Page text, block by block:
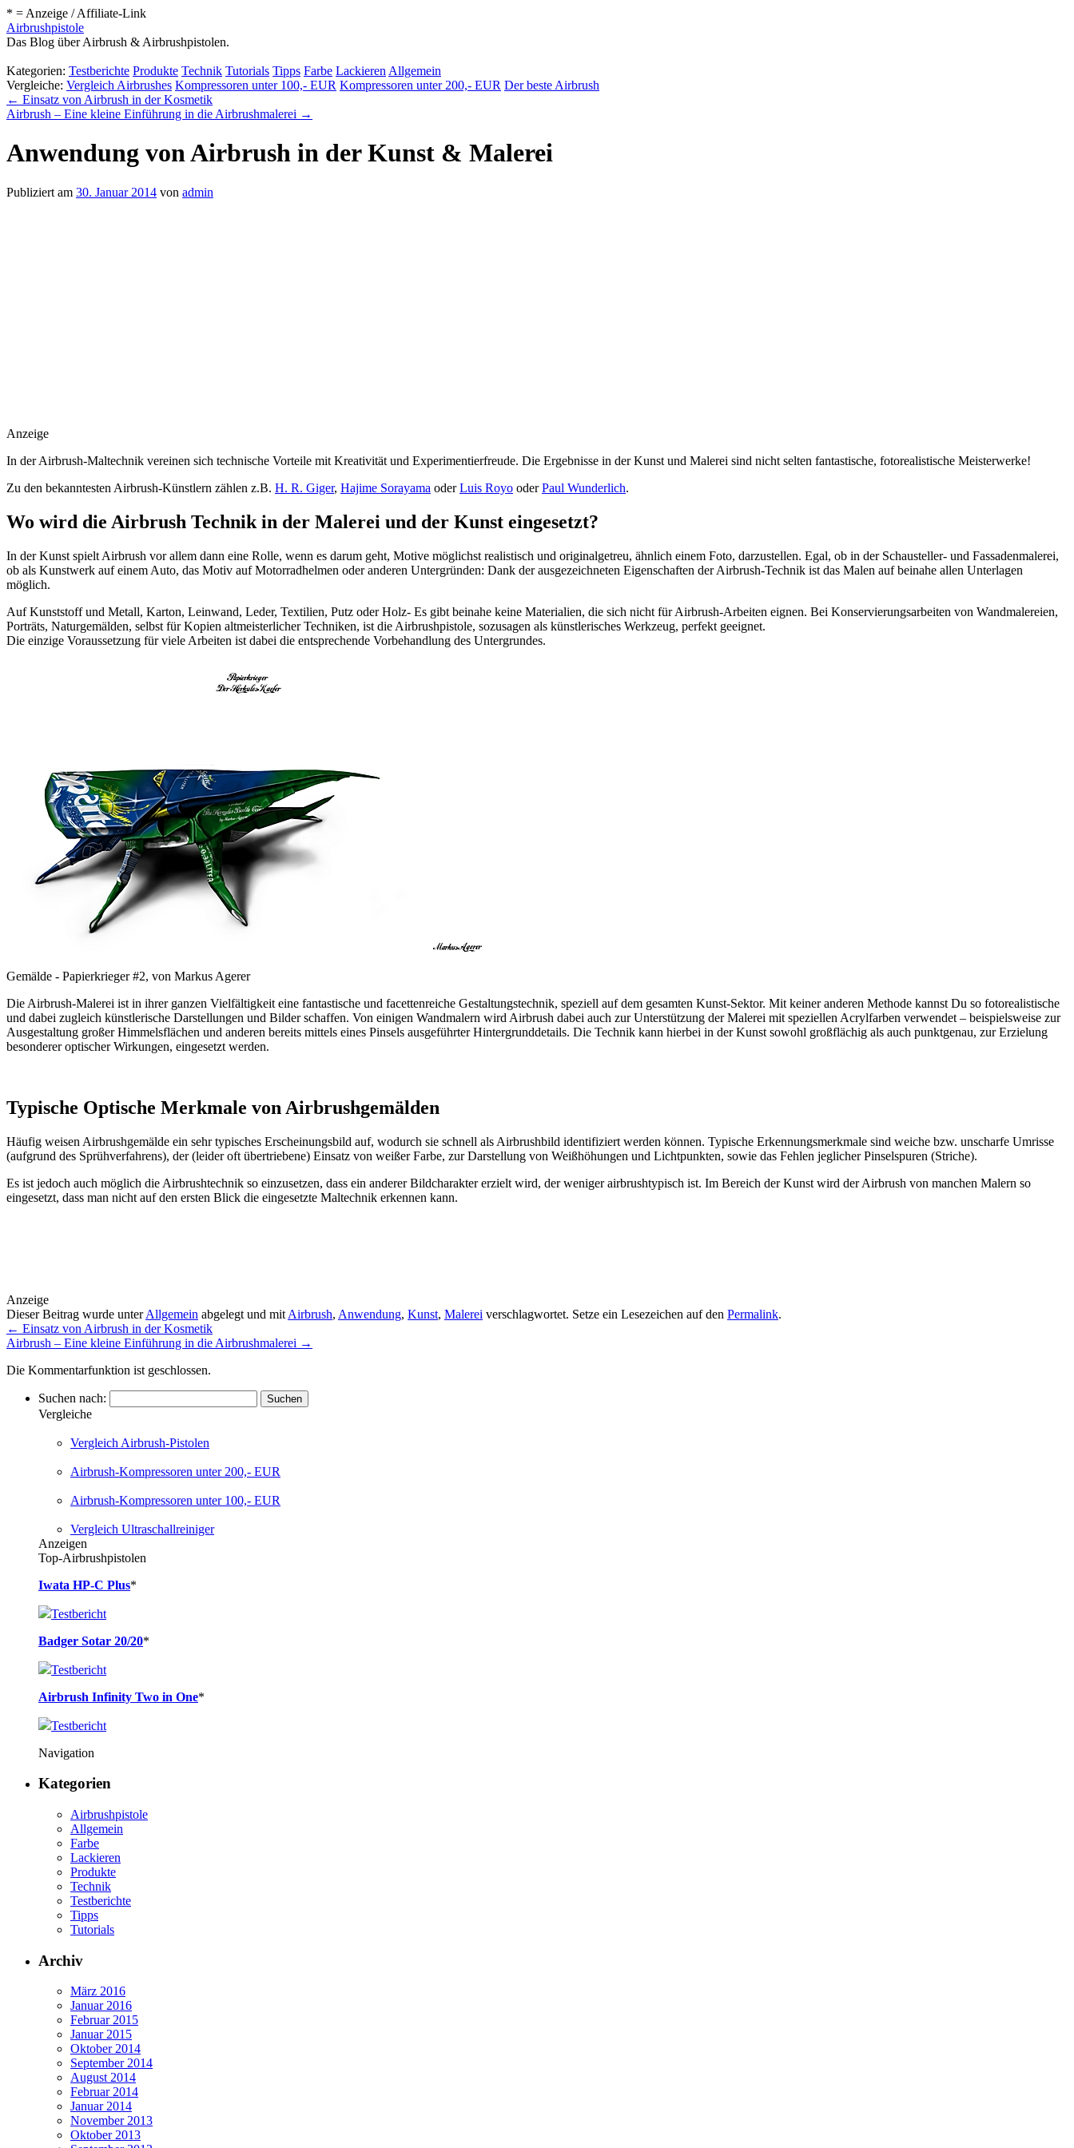
* = Anzeige / Affiliate-Link
Airbrushpistole
Das Blog über Airbrush & Airbrushpistolen.
Kategorien: Testberichte Produkte Technik Tutorials Tipps Farbe Lackieren Allgemein
Vergleiche: Vergleich Airbrushes Kompressoren unter 100,- EUR Kompressoren unter 200,- EUR Der beste Airbrush
← Einsatz von Airbrush in der Kosmetik
Airbrush – Eine kleine Einführung in die Airbrushmalerei →
Anwendung von Airbrush in der Kunst & Malerei
Publiziert am 30. Januar 2014 von admin
Anzeige
In der Airbrush-Maltechnik vereinen sich technische Vorteile mit Kreativität und Experimentierfreude. Die Ergebnisse in der Kunst und Malerei sind nicht selten fantastische, fotorealistische Meisterwerke!
Zu den bekanntesten Airbrush-Künstlern zählen z.B. H. R. Giger, Hajime Sorayama oderLuis Royo oderPaul Wunderlich.
Wo wird die Airbrush Technik in der Malerei und der Kunst eingesetzt?
In der Kunst spielt Airbrush vor allem dann eine Rolle, wenn es darum geht, Motive möglichst realistisch und originalgetreu, ähnlich einem Foto, darzustellen. Egal, ob in der Schausteller- und Fassadenmalerei,
ob als Kunstwerk auf einem Auto, das Motiv auf Motorradhelmen oder anderen Untergründen: Dank der ausgezeichneten Eigenschaften der Airbrush-Technik ist das Malen auf beinahe allen Unterlagen
möglich.
Auf Kunststoff und Metall, Karton, Leinwand, Leder, Textilien, Putz oder Holz- Es gibt beinahe keine Materialien, die sich nicht für Airbrush-Arbeiten eignen. Bei Konservierungsarbeiten von Wandmalereien,
Porträts, Naturgemälden, selbst für Kopien altmeisterlicher Techniken, ist die Airbrushpistole, sozusagen als künstlerisches Werkzeug, perfekt geeignet.
Die einzige Voraussetzung für viele Arbeiten ist dabei die entsprechende Vorbehandlung des Untergrundes.
Gemälde - Papierkrieger #2, von Markus Agerer
Die Airbrush-Malerei ist in ihrer ganzen Vielfältigkeit eine fantastische und facettenreiche Gestaltungstechnik, speziell auf dem gesamten Kunst-Sektor. Mit keiner anderen Methode kannst Du so fotorealistische
und dabei zugleich künstlerische Darstellungen und Bilder schaffen. Von einigen Wandmalern wird Airbrush dabei auch zur Unterstützung der Malerei mit speziellen Acrylfarben verwendet – beispielsweise zur
Ausgestaltung großer Himmelsflächen und anderen bereits mittels eines Pinsels ausgeführter Hintergrunddetails. Die Technik kann hierbei in der Kunst sowohl großflächig als auch punktgenau, zur Erzielung
besonderer optischer Wirkungen, eingesetzt werden.
Typische Optische Merkmale von Airbrushgemälden
Häufig weisen Airbrushgemälde ein sehr typisches Erscheinungsbild auf, wodurch sie schnell als Airbrushbild identifiziert werden können. Typische Erkennungsmerkmale sind weiche bzw. unscharfe Umrisse
(aufgrund des Sprühverfahrens), der (leider oft übertriebene) Einsatz von weißer Farbe, zur Darstellung von Weißhöhungen und Lichtpunkten, sowie das Fehlen jeglicher Pinselspuren (Striche).
Es ist jedoch auch möglich die Airbrushtechnik so einzusetzen, dass ein anderer Bildcharakter erzielt wird, der weniger airbrushtypisch ist. Im Bereich der Kunst wird der Airbrush von manchen Malern so
eingesetzt, dass man nicht auf den ersten Blick die eingesetzte Maltechnik erkennen kann.
Anzeige
Dieser Beitrag wurde unterAllgemein abgelegt und mit Airbrush, Anwendung, Kunst, Malerei verschlagwortet. Setze ein Lesezeichen auf den Permalink.
← Einsatz von Airbrush in der Kosmetik
Airbrush – Eine kleine Einführung in die Airbrushmalerei →
Die Kommentarfunktion ist geschlossen.
Suchen nach:
Vergleiche
Vergleich Airbrush-Pistolen
Airbrush-Kompressoren unter 200,- EUR
Airbrush-Kompressoren unter 100,- EUR
Vergleich Ultraschallreiniger
Anzeigen
Top-Airbrushpistolen
Iwata HP-C Plus*
Testbericht
Badger Sotar 20/20*
Testbericht
Airbrush Infinity Two in One*
Testbericht
Navigation
Kategorien
Airbrushpistole
Allgemein
Farbe
Lackieren
Produkte
Technik
Testberichte
Tipps
Tutorials
Archiv
März 2016
Januar 2016
Februar 2015
Januar 2015
Oktober 2014
September 2014
August 2014
Februar 2014
Januar 2014
November 2013
Oktober 2013